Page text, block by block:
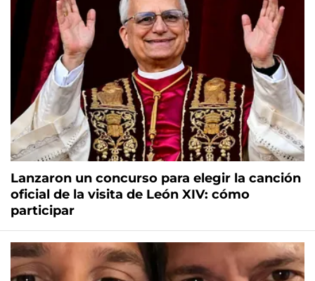
Lanzaron un concurso para elegir la canción
oficial de la visita de León XIV: cómo
participar